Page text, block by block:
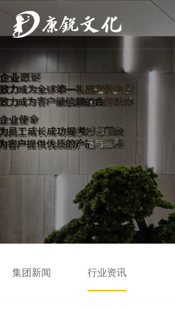
集团新闻 行业资讯